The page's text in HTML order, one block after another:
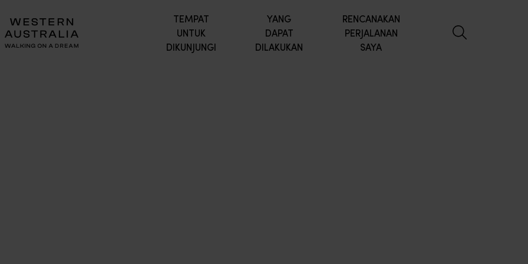
TEMPAT
UNTUK
DIKUNJUNGI
YANG
DAPAT
DILAKUKAN
RENCANAKAN
PERJALANAN
SAYA